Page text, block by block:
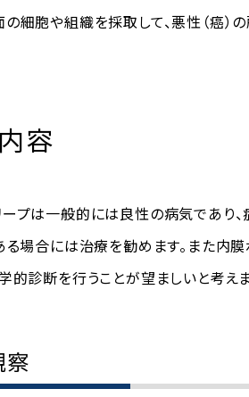
細胞や組織を採取して、悪性（癌）
容
プは一般的には良性の病気であり
場合には治療を勧めます。また内
的診断を行うことが望ましいと考えま
察